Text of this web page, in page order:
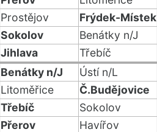
Prostějov Frýdek-Místek
Sokolov Benátky n/J
Jihlava Třebíč
Benátky n/J Ústí n/L
Litoměřice Č.Budějovice
Třebíč Sokolov
Přerov Havířov